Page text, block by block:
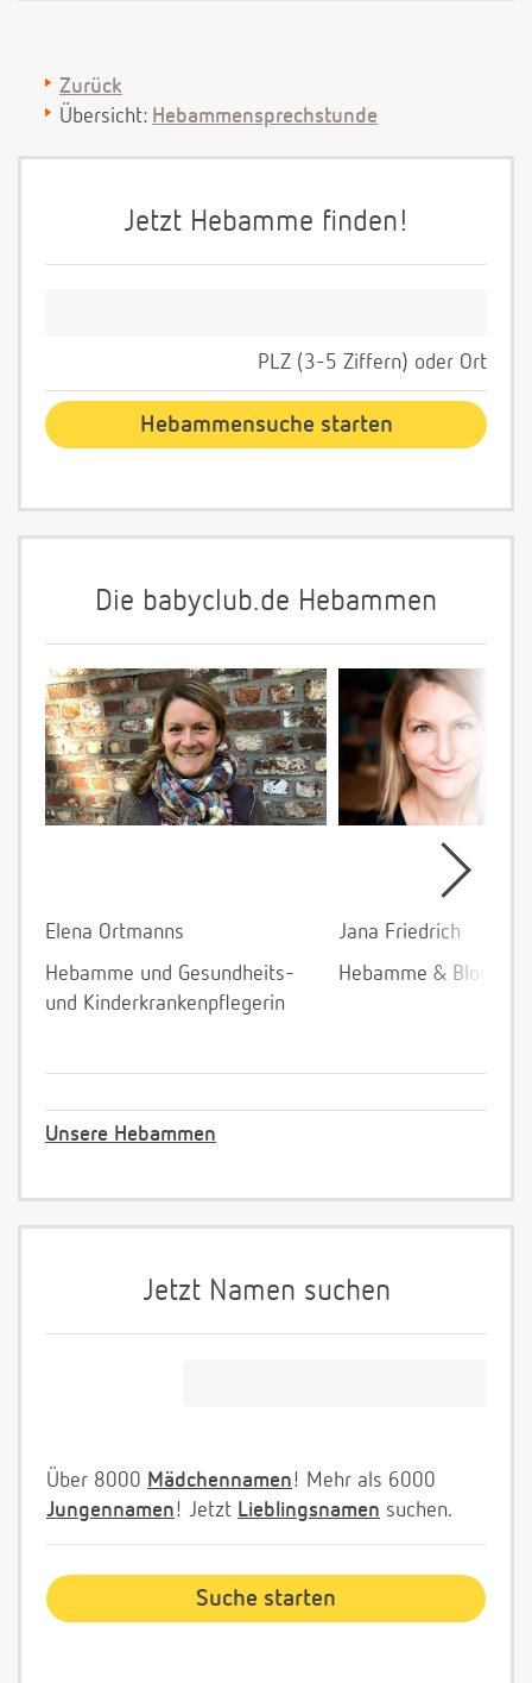
Zurück
Übersicht: Hebammensprechstunde
Jetzt Hebamme finden!
PLZ (3-5 Ziffern) oder Ort
Die babyclub.de Hebammen
Elena Ortmanns
Hebamme und Gesundheits-
und Kinderkrankenpflegerin
Jana Friedrich
Hebamme &
Unsere Hebammen
Jetzt Namen suchen
Über 8000 Mädchennamen! Mehr als 6000
Jungennamen! Jetzt Lieblingsnamen suchen.